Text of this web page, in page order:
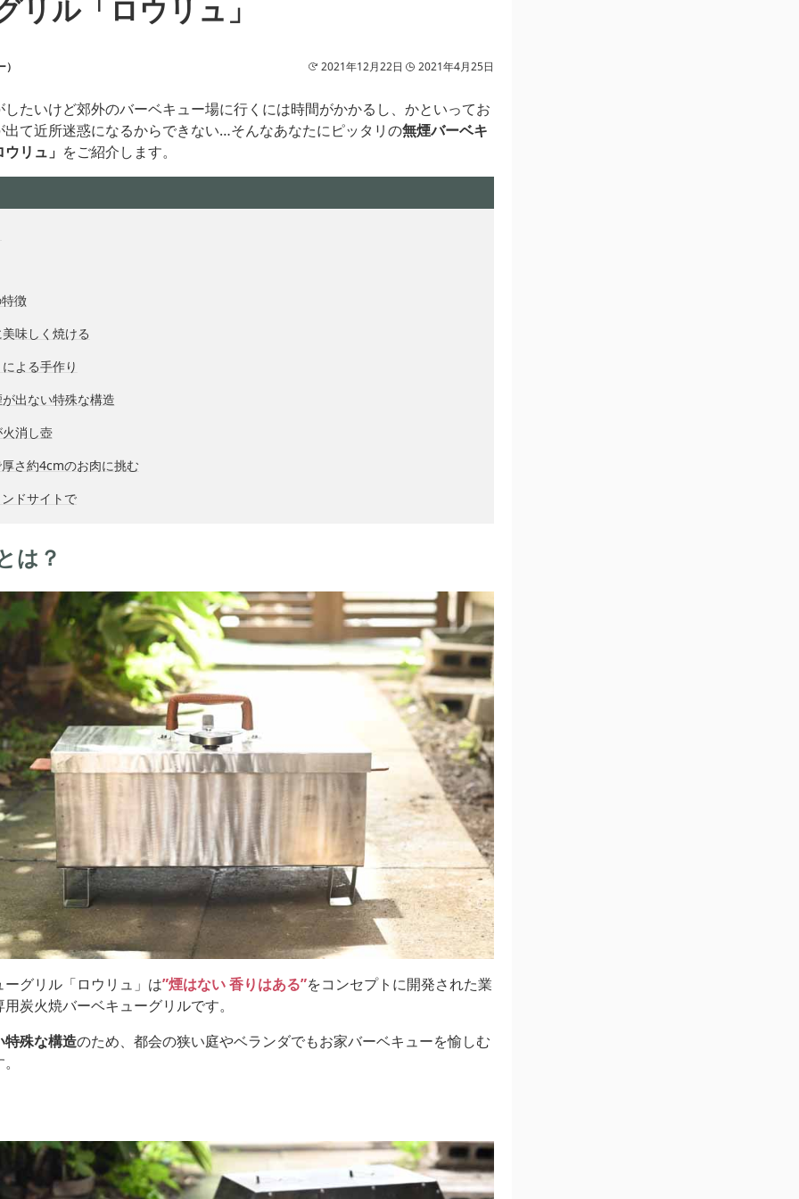
リル「ロウリュ」
2021年12月22日 2021年4月25日
たいけど郊外のバーベキュー場に行くには時間がかかるし、かといってお
出て近所迷惑になるからできない…そんなあなたにピッタリの無煙バーベキ
リュ」 をご紹介します。
徴
味しく焼ける
よる手作り
出ない特殊な構造
消し壺
さ約4cmのお肉に挑む
ドサイトで
は？
グリル「ロウリュ」は”煙はない 香りはある”をコンセプトに開発された業
炭火焼バーベキューグリルです。
特殊な構造のため、都会の狭い庭やベランダでもお家バーベキューを愉しむ